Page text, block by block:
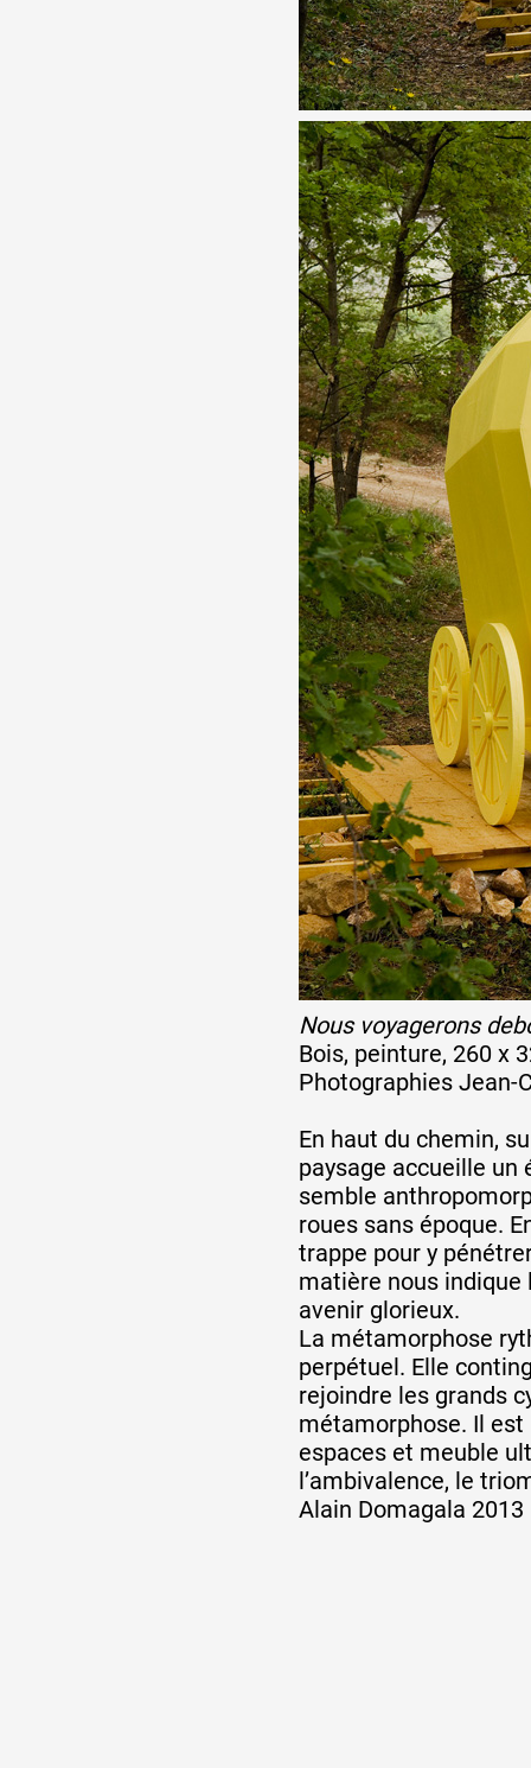
Candidater
Nous voyagerons
Bois, peinture, 260 x
Photographies Jean-
En haut du chemin,
paysage accueille un
semble
roues sans époque.
trappe pour y
matière nous indique
avenir glorieux.
La métamorphose
perpétuel. Elle
rejoindre les grands
métamorphose. Il
espaces et meuble
l’ambivalence, le
Alain Domagala 2013